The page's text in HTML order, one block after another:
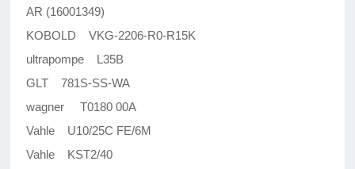
AR (16001349)
KOBOLD VKG-2206-R0-R15K
ultrapompe L35B
GLT 781S-SS-WA
wagner T0180 00A
Vahle U10/25C FE/6M
Vahle KST2/40